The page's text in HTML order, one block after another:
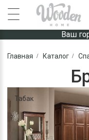
Ваш
Главная Каталог
Табак